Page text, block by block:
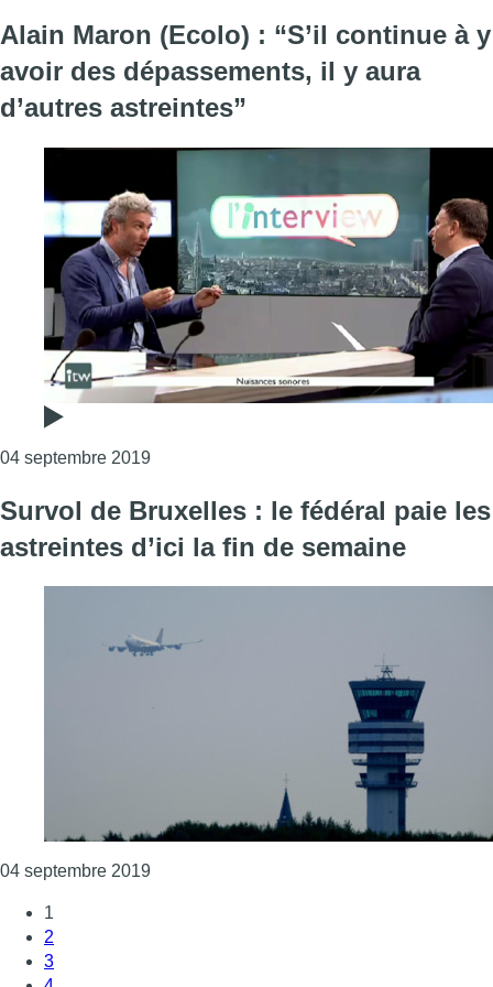
Alain Maron (Ecolo) : “S’il continue à y
avoir des dépassements, il y aura
d’autres astreintes”
04 septembre 2019Consulter l'article "Alain Maron (Ecolo) :
Survol de Bruxelles : le fédéral paie les
astreintes d’ici la fin de semaine
04 septembre 2019Consulter l'article "Survol de Bruxelles : le
1
2
3